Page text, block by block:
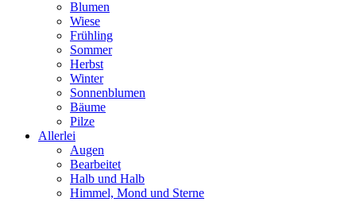
Blumen
Wiese
Frühling
Sommer
Herbst
Winter
Sonnenblumen
Bäume
Pilze
Allerlei
Augen
Bearbeitet
Halb und Halb
Himmel, Mond und Sterne